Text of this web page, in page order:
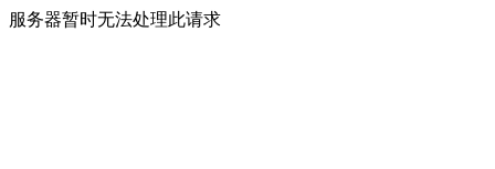
服务器暂时无法处理此请求